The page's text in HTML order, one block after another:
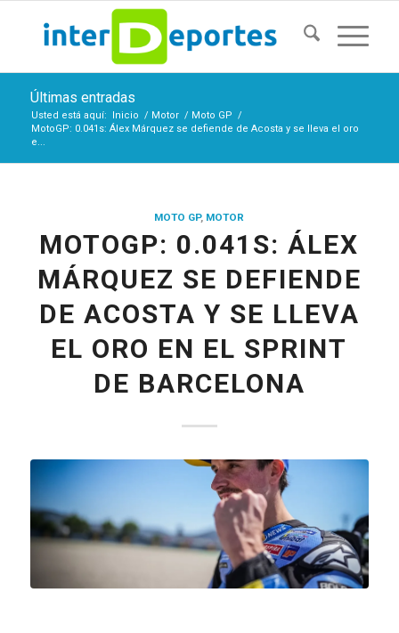
Últimas entradas
Usted está aquí: Inicio / Motor / Moto GP /
MotoGP: 0.041s: Álex Márquez se defiende de Acosta y se lleva el oro
e...
MOTO GP, MOTOR
MOTOGP: 0.041S: ÁLEX
MÁRQUEZ SE DEFIENDE
DE ACOSTA Y SE LLEVA
EL ORO EN EL SPRINT
DE BARCELONA